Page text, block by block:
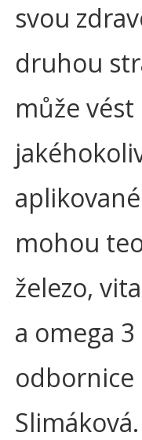
svou
druhou
může
mohou
železo,
a omega
odbornice
Slimáková.